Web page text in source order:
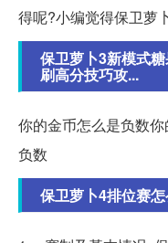
得呢?小编觉得保卫萝
保卫萝卜3新模式
刷高分技巧攻...
你的金币怎么是负数
负数
保卫萝卜4排位赛